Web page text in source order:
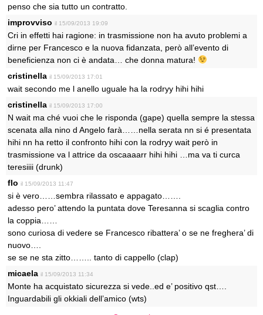
penso che sia tutto un contratto.
improvviso il 15/09/2013 19:09
Cri in effetti hai ragione: in trasmissione non ha avuto problemi a
dirne per Francesco e la nuova fidanzata, però all’evento di
beneficienza non ci è andata… che donna matura!
cristinella il 15/09/2013 17:01
wait secondo me l anello uguale ha la rodryy hihi hihi
cristinella il 15/09/2013 17:00
N wait ma ché vuoi che le risponda (gape) quella sempre la stessa
scenata alla nino d Angelo farà……nella serata nn si é presentata
hihi nn ha retto il confronto hihi con la rodryy wait però in
trasmissione va l attrice da oscaaaarr hihi hihi …ma va ti curca
teresiiii (drunk)
flo il 15/09/2013 11:47
si è vero……sembra rilassato e appagato…….
adesso pero’ attendo la puntata dove Teresanna si scaglia contro
la coppia……
sono curiosa di vedere se Francesco ribattera’ o se ne freghera’ di
nuovo….
se se ne sta zitto…….. tanto di cappello (clap)
micaela il 15/09/2013 11:34
Monte ha acquistato sicurezza si vede..ed e’ positivo qst….
Inguardabili gli okkiali dell’amico (wts)